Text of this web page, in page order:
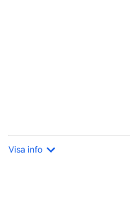
Visa info